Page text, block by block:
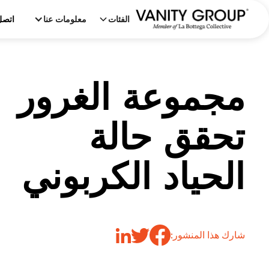
الفئات معلومات عنا
مجموعة الغرور
تحقق حالة
الحياد الكربوني
شارك هذا المنشور: